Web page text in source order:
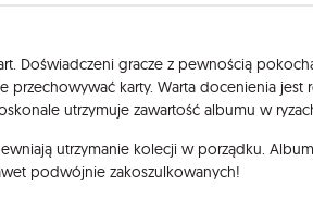
Doświadczeni gracze z pewnością
karty. Warta docenienia jest
utrzymuje zawartość albumu w
utrzymanie kolecji w porządku.
podwójnie zakoszulkowanych!